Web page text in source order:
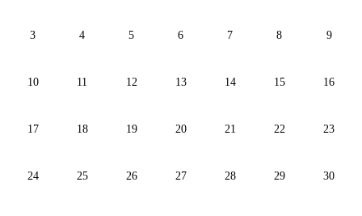
3 4 5 6 7 8 9
10 11 12 13 14 15 16
17 18 19 20 21 22 23
24 25 26 27 28 29 30